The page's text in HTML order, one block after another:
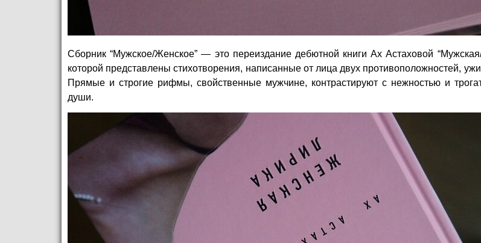
Сборник “Мужское/Женское” — ​это переиздание дебютной книги Ах Астаховой
которой представлены стихотворения, написанные от лица двух противоположностей,
Прямые и строгие рифмы, свойственные мужчине, контрастируют с нежностью и
души.